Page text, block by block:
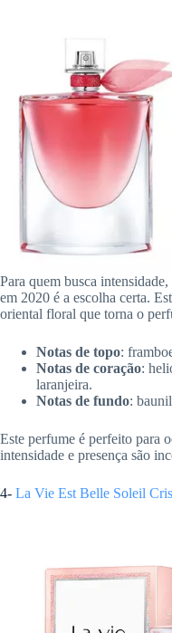
Para quem busca intensidade,
em 2020 é a escolha certa.
oriental floral que torna o
Notas de topo:
Notas de coração:
laranjeira.
Notas de fundo:
Este perfume é perfeito para
intensidade e presença são
4- La Vie Est Belle Soleil